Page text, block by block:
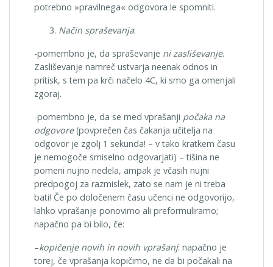
potrebno »pravilnega« odgovora le spomniti.
Način spraševanja:
-pomembno je, da spraševanje ni zasliševanje.
Zasliševanje namreč ustvarja neenak odnos in
pritisk, s tem pa krči načelo 4C, ki smo ga omenjali
zgoraj.
-pomembno je, da se med vprašanji počaka na
odgovore(povprečen čas čakanja učitelja na
odgovor je zgolj 1 sekunda! – v tako kratkem času
je nemogoče smiselno odgovarjati) – tišina ne
pomeni nujno nedela, ampak je včasih nujni
predpogoj za razmislek, zato se nam je ni treba
bati! Če po določenem času učenci ne odgovorijo,
lahko vprašanje ponovimo ali preformuliramo;
napačno pa bi bilo, če:
–kopičenje novih in novih vprašanj: napačno je
torej, če vprašanja kopičimo, ne da bi počakali na